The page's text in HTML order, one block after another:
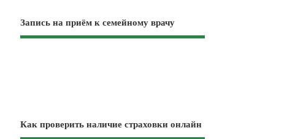
Запись на приём к семейному врачу
Как проверить наличие страховки онлайн